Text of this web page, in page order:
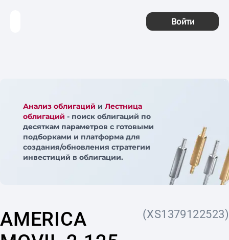
Войти
Анализ облигаций и Лестница
облигаций - поиск облигаций по
десяткам параметров с готовыми
подборками и платформа для
создания/обновления стратегии
инвестиций в облигации.
AMERICA
(XS1379122523)